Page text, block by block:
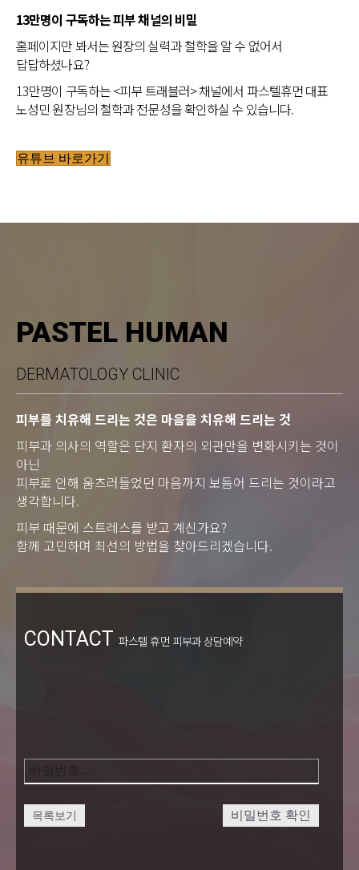
13만명이 구독하는 피부 채널의 비밀
홈페이지만 봐서는 원장의 실력과 철학을 알 수 없어서
답답하셨나요?
13만명이 구독하는 <피부 트래블러> 채널에서 파스텔휴먼 대표
노성민 원장님의 철학과 전문성을 확인하실 수 있습니다.
유튜브 바로가기
PASTEL HUMAN
DERMATOLOGY CLINIC
피부를 치유해 드리는 것은 마음을 치유해 드리는 것
피부과 의사의 역할은 단지 환자의 외관만을 변화시키는 것이
아닌
피부로 인해 움츠러들었던 마음까지 보듬어 드리는 것이라고
생각합니다.
피부 때문에 스트레스를 받고 계신가요?
함께 고민하며 최선의 방법을 찾아드리겠습니다.
CONTACT 파스텔 휴먼 피부과 상담예약
목록보기 비밀번호 확인